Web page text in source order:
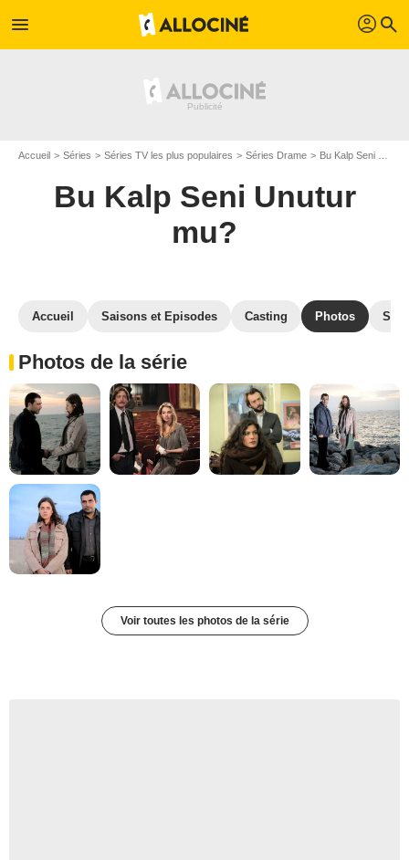
menu profil search
Accueil Séries Séries TV les plus populaires Séries Drame Bu Kalp Seni Unutur mu?
Bu Kalp Seni Unutur
mu?
Accueil Saisons et Episodes Casting Photos
Photos de la série
Voir toutes les photos de la série